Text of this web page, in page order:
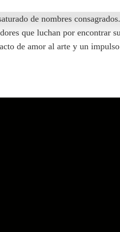
de nombres
que luchan por encontrar
de amor al arte y un